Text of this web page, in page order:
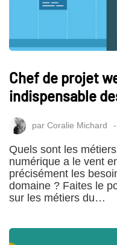
Chef de projet
indispensable
par Coralie Michard
Quels sont les
numérique a le vent
précisément les
domaine ? Faites le
sur les métiers du…